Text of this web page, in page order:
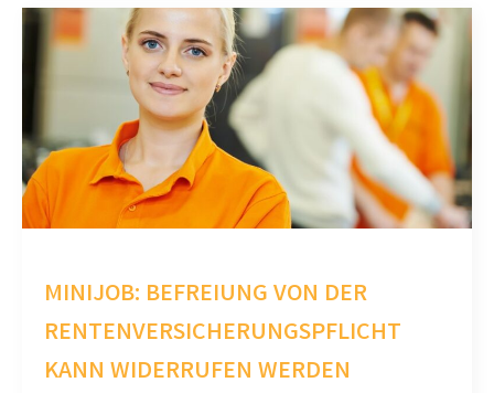
MINIJOB: BEFREIUNG VON DER
RENTENVERSICHERUNGSPFLICHT
KANN WIDERRUFEN WERDEN